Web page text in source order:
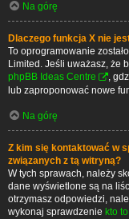
Na górę
Dlaczego funkcja X nie
To oprogramowanie
Limited. Jeśli uważasz, że
phpBB Ideas Centre
,
lub zaproponować nowe
Na górę
Z kim się kontaktować w
związanych z tą witryną?
W tych sprawach, należy
dane wyświetlone są na
otrzymasz odpowiedzi,
wykonaj sprawdzenie kto